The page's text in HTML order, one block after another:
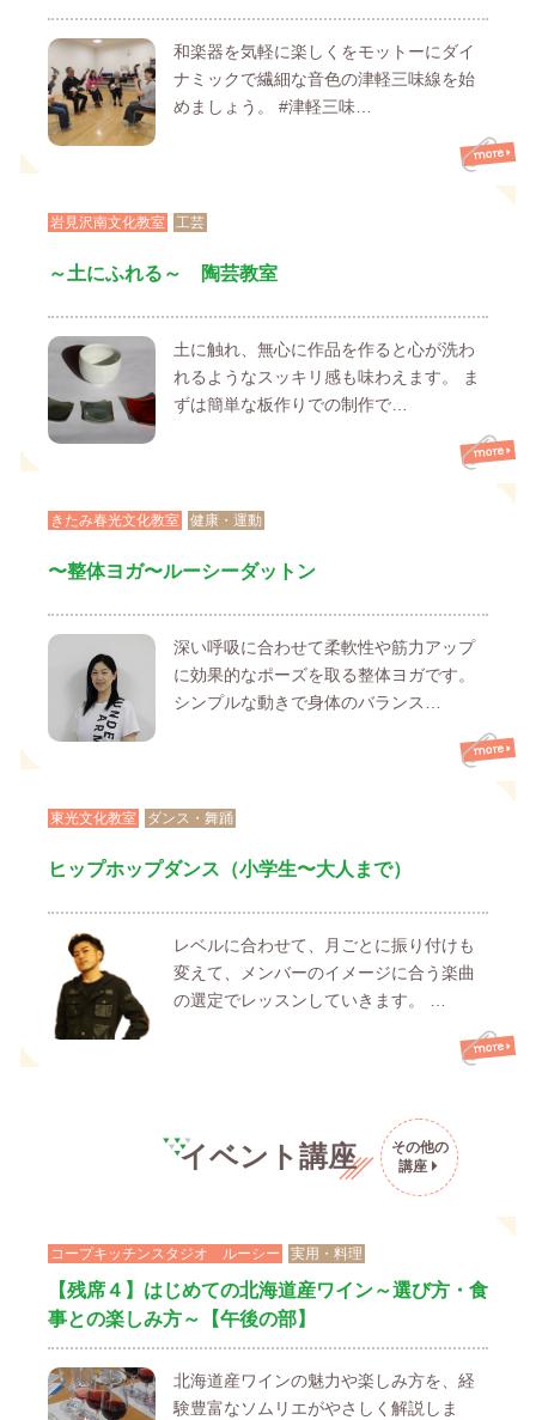
和楽器を気軽に楽しくをモットーにダイ
ナミックで繊細な音色の津軽三味線を始
めましょう。 #津軽三味…
岩見沢南文化教室 工芸
～土にふれる～ 陶芸教室
土に触れ、無心に作品を作ると心が洗わ
れるようなスッキリ感も味わえます。 ま
ずは簡単な板作りでの制作で…
きたみ春光文化教室 健康・運動
〜整体ヨガ〜ルーシーダットン
深い呼吸に合わせて柔軟性や筋力アップ
に効果的なポーズを取る整体ヨガです。
シンプルな動きで身体のバランス…
東光文化教室 ダンス・舞踊
ヒップホップダンス（小学生〜大人まで）
レベルに合わせて、月ごとに振り付けも
変えて、メンバーのイメージに合う楽曲
の選定でレッスンしていきます。 …
イベント講座
その他の
講座
コープキッチンスタジオ ルーシー 実用・料理
【残席４】はじめての北海道産ワイン～選び方・食
事との楽しみ方～【午後の部】
北海道産ワインの魅力や楽しみ方を、経
験豊富なソムリエがやさしく解説しま